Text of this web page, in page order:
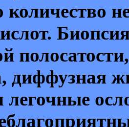
диффузная